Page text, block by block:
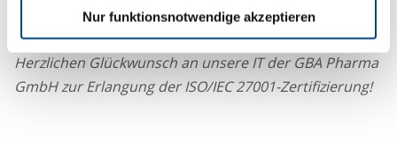
Nur funktionsnotwendige akzeptieren
Informationssicherheit erfüllt.
Herzlichen Glückwunsch an unsere IT der GBA Pharma
GmbH zur Erlangung der ISO/IEC 27001-Zertifizierung!